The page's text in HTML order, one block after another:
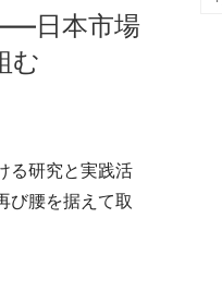
日本市場
む
る研究と実践活
び腰を据えて取